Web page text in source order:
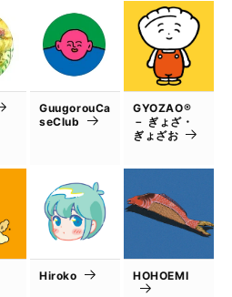
GuugorouCa
seClub
GYOZAO®
－ ぎょざ・
ぎょざお
Hiroko HOHOEMI